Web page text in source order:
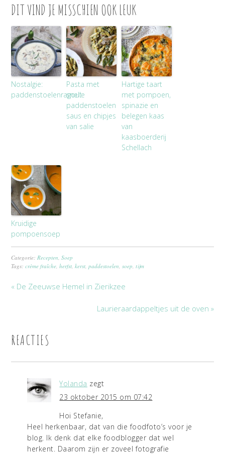
DIT VIND JE MISSCHIEN OOK LEUK
Nostalgie:
paddenstoelenragout
Pasta met
snelle
paddenstoelen
saus en chipjes
van salie
Hartige taart
met pompoen,
spinazie en
belegen kaas
van
kaasboerderij
Schellach
Kruidige
pompoensoep
Categorie: Recepten ,Soep
Tags:crème fraîche ,herfst ,kerst ,paddestoelen ,soep ,tijm
« De Zeeuwse Hemel in Zierikzee
Laurieraardappeltjes uit de oven »
REACTIES
Yolanda zegt
23 oktober 2015 om 07:42
Hoi Stefanie,
Heel herkenbaar, dat van die foodfoto’s voor je
blog. Ik denk dat elke foodblogger dat wel
herkent. Daarom zijn er zoveel fotografie